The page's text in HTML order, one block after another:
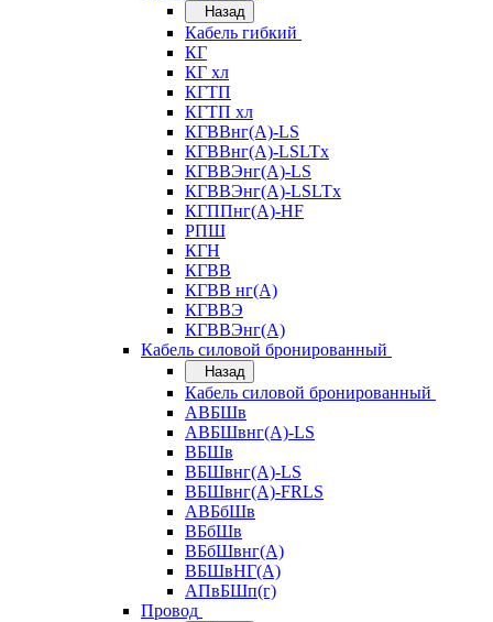
Назад
Кабель гибкий
КГ
КГ хл
КГТП
КГТП хл
КГВВнг(А)-LS
КГВВнг(А)-LSLTx
КГВВЭнг(А)-LS
КГВВЭнг(А)-LSLTx
КГППнг(А)-HF
РПШ
КГН
КГВВ
КГВВ нг(А)
КГВВЭ
КГВВЭнг(А)
Кабель силовой бронированный
Назад
Кабель силовой бронированный
АВБШв
АВБШвнг(А)-LS
ВБШв
ВБШвнг(А)-LS
ВБШвнг(А)-FRLS
АВБбШв
ВБбШв
ВБбШвнг(А)
ВБШвНГ(А)
АПвБШп(г)
Провод